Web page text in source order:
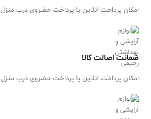
امکان پرداخت انلاین یا پرداخت حضروی درب منزل
ضمانت اصالت کالا
امکان پرداخت انلاین یا پرداخت حضروی درب منزل